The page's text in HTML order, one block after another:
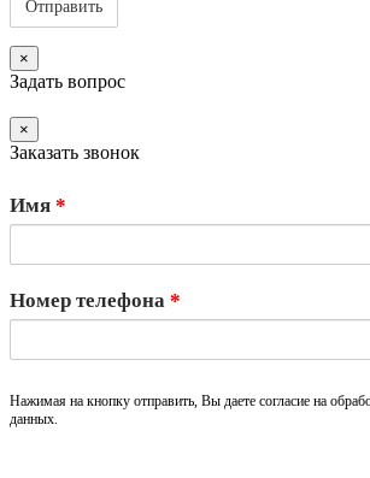
×
Задать вопрос
×
Заказать звонок
Имя *
Номер телефона *
Нажимая на кнопку отправить, Вы даете согласие на
данных.